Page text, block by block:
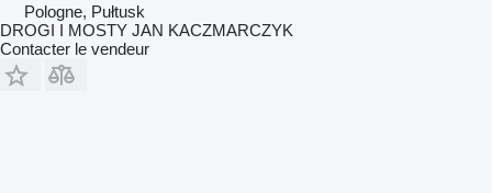
Pologne, Pułtusk
DROGI I MOSTY JAN KACZMARCZYK
Contacter le vendeur